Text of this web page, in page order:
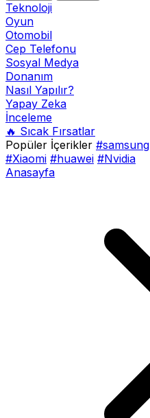
Teknoloji
Oyun
Otomobil
Cep Telefonu
Sosyal Medya
Donanım
Nasıl Yapılır?
Yapay Zeka
İnceleme
🔥 Sıcak Fırsatlar
Popüler İçerikler #samsung
#Xiaomi #huawei #Nvidia
Anasayfa